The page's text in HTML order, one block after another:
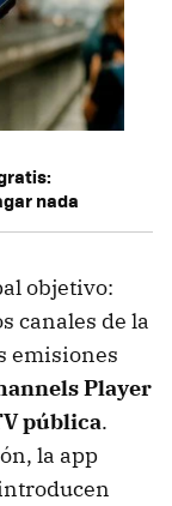
nada
objetivo:
canales de la
emisiones
Player
pública.
la app